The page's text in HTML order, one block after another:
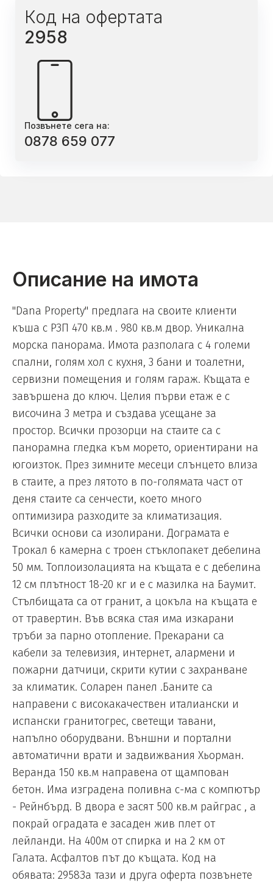
Код на офертата
2958
Позвънете сега на:
0878 659 077
Описание на имота
"Dana Property" предлага на своите клиенти
къша с РЗП 470 кв.м . 980 кв.м двор. Уникална
морска панорама. Имота разполага с 4 големи
спални, голям хол с кухня, 3 бани и тоалетни,
сервизни помещения и голям гараж. Къщата е
завършена до ключ. Целия първи етаж е с
височина 3 метра и създава усещане за
простор. Всички прозорци на стаите са с
панорамна гледка към морето, ориентирани на
югоизток. През зимните месеци слънцето влиза
в стаите, а през лятото в по-голямата част от
деня стаите са сенчести, което много
оптимизира разходите за климатизация.
Всички основи са изолирани. Дограмата е
Трокал 6 камерна с троен стъклопакет дебелина
50 мм. Топлоизолацията на къщата е с дебелина
12 см плътност 18-20 кг и е с мазилка на Баумит.
Стълбищата са от гранит, а цокъла на къщата е
от травертин. Във всяка стая има изкарани
тръби за парно отопление. Прекарани са
кабели за телевизия, интернет, алармени и
пожарни датчици, скрити кутии с захранване
за климатик. Соларен панел .Баните са
направени с високакачествен италиански и
испански гранитогрес, светещи тавани,
напълно оборудвани. Външни и портални
автоматични врати и задвижвания Хьорман.
Веранда 150 кв.м направена от щампован
бетон. Има изградена поливна с-ма с компютър
- Рейнбърд. В двора е засят 500 кв.м райграс , а
покрай оградата е засаден жив плет от
лейланди. На 400м от спирка и на 2 км от
Галата. Асфалтов път до къщата. Код на
обявата: 2958За тази и друга оферта позвънете